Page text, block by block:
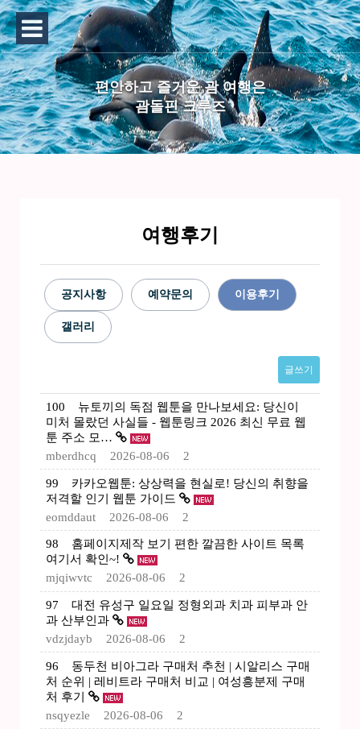
편안하고 즐거운 괌 여행은
괌돌핀 크루즈
여행후기
공지사항 예약문의 이용후기
갤러리
글쓰기
100
뉴토끼의 독점 웹툰을 만나보세요: 당신이
미처 몰랐던 사실들 - 웹툰링크 2026 최신 무료 웹
툰 주소 모…
mberdhcq
2026-08-06 2
99
카카오웹툰: 상상력을 현실로! 당신의 취향을
저격할 인기 웹툰 가이드
eomddaut
2026-08-06 2
98
홈페이지제작 보기 편한 깔끔한 사이트 목록
여기서 확인~!
mjqiwvtc
2026-08-06 2
97
대전 유성구 일요일 정형외과 치과 피부과 안
과 산부인과
vdzjdayb
2026-08-06 2
96
동두천 비아그라 구매처 추천 | 시알리스 구매
처 순위 | 레비트라 구매처 비교 | 여성흥분제 구매
처 후기
nsqyezle
2026-08-06 2